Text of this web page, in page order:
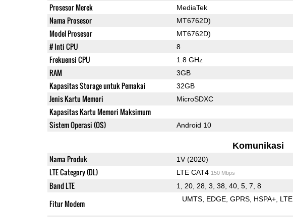
Prosesor Merek MediaTek
Nama Prosesor MT6762D)
Model Prosesor MT6762D)
# Inti CPU 8
Frekuensi CPU 1.8 GHz
RAM 3GB
Kapasitas Storage untuk Pemakai 32GB
Jenis Kartu Memori MicroSDXC
Kapasitas Kartu Memori Maksimum
Sistem Operasi (OS) Android 10
Komunikasi
Nama Produk 1V (2020)
LTE Category (DL) LTE CAT4 150 Mbps
Band LTE 1, 20, 28, 3, 38, 40, 5, 7, 8
Fitur Modem UMTS EDGE GPRS HSPA+ LTE